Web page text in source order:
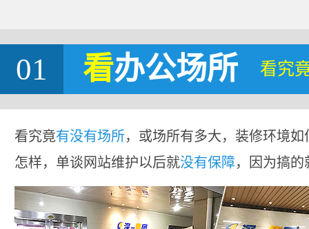
01 看办公场所 看究
看究竟有没有场所，或场所有多大，装修环境
怎样，单谈网站维护以后就没有保障，因为搞